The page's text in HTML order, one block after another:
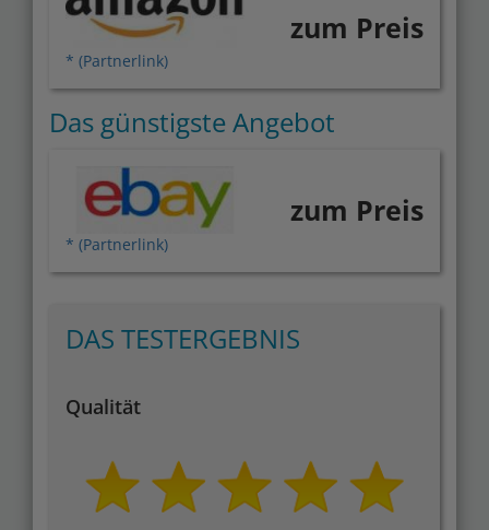
* (Partnerlink)
zum Preis
Das günstigste Angebot
* (Partnerlink)
zum Preis
DAS TESTERGEBNIS
Qualität